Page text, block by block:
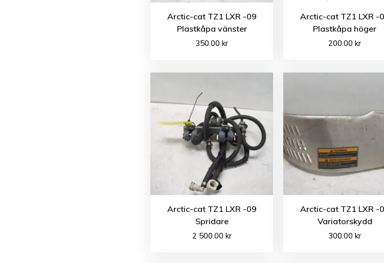
Arctic-cat TZ1 LXR -09
Plastkåpa vänster
350.00kr
Arctic-cat TZ1 LXR -
Plastkåpa höger
200.00kr
Arctic-cat TZ1 LXR -09
Spridare
2 500.00 kr
Arctic-cat TZ1 LXR -
Variatorskydd
300.00kr